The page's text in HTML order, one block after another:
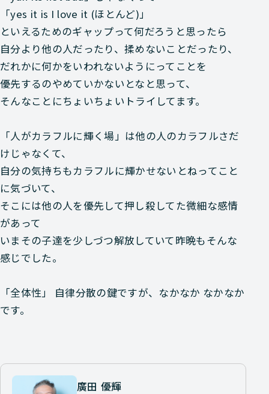
「yes it is I love it (ほとんど)」
といえるためのギャップって何だろうと思ったら
自分より他の人だったり、揉めないことだったり、
だれかに何かをいわれないようにってことを
優先するのやめていかないとなと思って、
そんなことにちょいちょいトライしてます。
「人がカラフルに輝く場」は他の人のカラフルさだ
けじゃなくて、
自分の気持ちもカラフルに輝かせないとねってこと
に気づいて、
そこには他の人を優先して押し殺してた微細な感情
があって
いまその子達を少しづつ解放していて昨晩もそんな
感じでした。
「全体性」 自律分散の鍵ですが、なかなか なかなか
です。
廣田 優輝